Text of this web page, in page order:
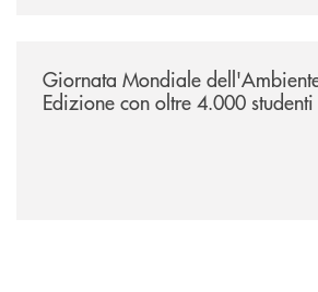
Giornata Mondiale
Edizione con oltre 4.000 studenti